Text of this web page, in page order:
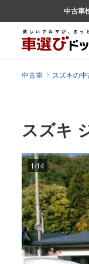
中古車
中古車 スズキの
スズキ
1/14
前の
画像